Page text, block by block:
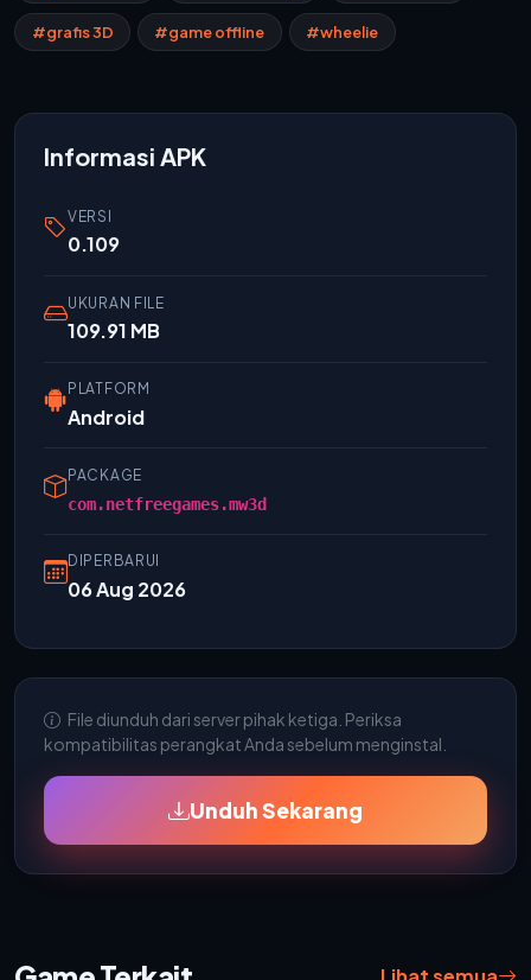
#grafis 3D #game offline #wheelie
Informasi APK
VERSI
0.109
UKURAN FILE
109.91 MB
PLATFORM
Android
PACKAGE
com.netfreegames.mw3d
DIPERBARUI
06 Aug 2026
File diunduh dari server pihak ketiga. Periksa
kompatibilitas perangkat Anda sebelum menginstal.
Unduh Sekarang